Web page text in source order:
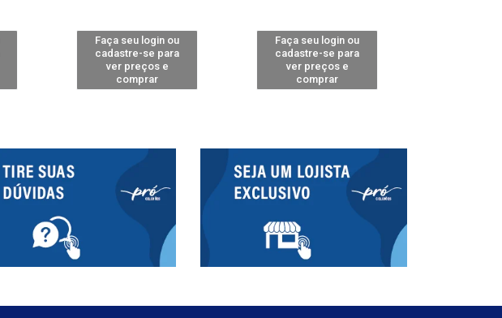
Faça seu login ou
cadastre-se para
ver preços e
comprar
Faça seu login ou
cadastre-se para
ver preços e
comprar